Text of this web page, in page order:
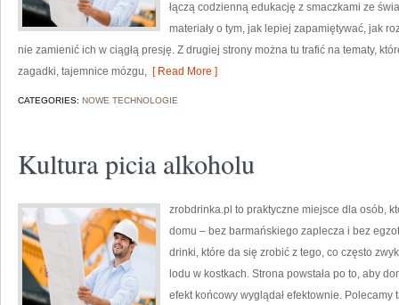
łączą codzienną edukację z smaczkami ze
materiały o tym, jak lepiej zapamiętywać, jak
nie zamienić ich w ciągłą presję. Z drugiej strony można tu trafić na tematy,
zagadki, tajemnice mózgu, [ Read More ]
CATEGORIES: NOWE TECHNOLOGIE
Kultura picia alkoholu
zrobdrinka.pl to praktyczne miejsce dla osób,
domu – bez barmańskiego zaplecza i bez
drinki, które da się zrobić z tego, co często
lodu w kostkach. Strona powstała po to, aby
efekt końcowy wyglądał efektownie.